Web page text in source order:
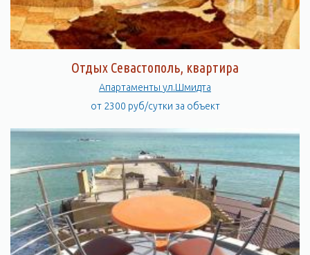
Отдых Севастополь, квартира
Апартаменты ул.Шмидта
от 2300 руб/сутки за объект